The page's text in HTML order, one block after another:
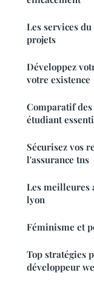
Les services
projets
Développez
votre existence
Comparatif
étudiant
Sécurisez vos
l'assurance tns
Les meilleures
lyon
Féminisme et
Top stratégies
développeur